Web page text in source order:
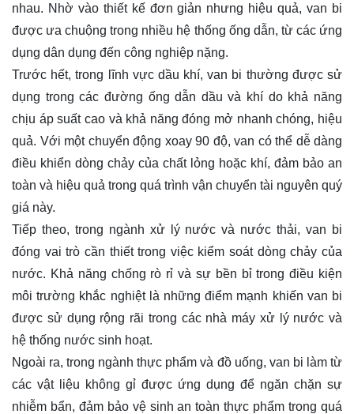
nhau. Nhờ vào thiết kế đơn giản nhưng hiệu quả, van bi
được ưa chuộng trong nhiều hệ thống ống dẫn, từ các ứng
dụng dân dụng đến công nghiệp nặng.
Trước hết, trong lĩnh vực dầu khí, van bi thường được sử
dụng trong các đường ống dẫn dầu và khí do khả năng
chịu áp suất cao và khả năng đóng mở nhanh chóng, hiệu
quả. Với một chuyển động xoay 90 độ, van có thể dễ dàng
điều khiển dòng chảy của chất lỏng hoặc khí, đảm bảo an
toàn và hiệu quả trong quá trình vận chuyển tài nguyên quý
giá này.
Tiếp theo, trong ngành xử lý nước và nước thải, van bi
đóng vai trò cần thiết trong việc kiểm soát dòng chảy của
nước. Khả năng chống rò rỉ và sự bền bỉ trong điều kiện
môi trường khắc nghiệt là những điểm mạnh khiến van bi
được sử dụng rộng rãi trong các nhà máy xử lý nước và
hệ thống nước sinh hoạt.
Ngoài ra, trong ngành thực phẩm và đồ uống, van bi làm từ
các vật liệu không gỉ được ứng dụng để ngăn chặn sự
nhiễm bẩn, đảm bảo vệ sinh an toàn thực phẩm trong quá